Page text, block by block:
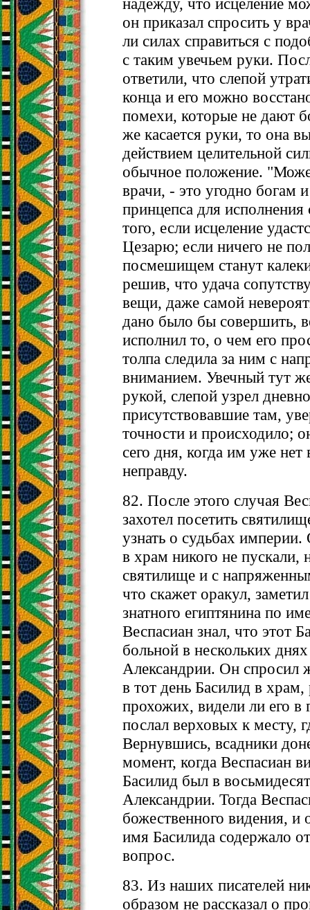
он приказал спросить у
ли силах справиться с
с таким увечьем руки.
ответили, что слепой
конца и его можно
помехи, которые не дают
же касается руки, то она
действием целительной
обычное положение.
врачи, - это угодно богам
принцепса для
того, если исцеление
Цезарю; если ничего не
посмешищем станут
решив, что удача
вещи, даже самой
дано было бы совершить,
исполнил то, о чем его
толпа следила за ним с
вниманием. Увечный тут
рукой, слепой узрел
присутствовавшие там,
точности и происходило;
сего дня, когда им уже нет
неправду.
82. После этого случая
захотел посетить
узнать о судьбах
в храм никого не пускали,
святилище и с
что скажет оракул,
знатного египтянина по
Веспасиан знал, что этот
больной в нескольких
Александрии. Он спросил
в тот день Басилид в храм,
прохожих, видели ли его в
послал верховых к месту,
Вернувшись, всадники
момент, когда Веспасиан
Басилид был в
Александрии. Тогда
божественного видения, и
имя Басилида содержало
вопрос.
83. Из наших писателей
образом не рассказал о